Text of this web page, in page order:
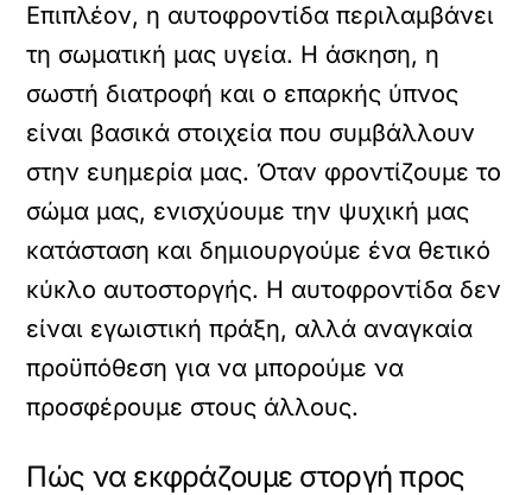
Επιπλέον, η αυτοφροντίδα περιλαμβάνει
τη σωματική μας υγεία. Η άσκηση, η
σωστή διατροφή και ο επαρκής ύπνος
είναι βασικά στοιχεία που συμβάλλουν
στην ευημερία μας. Όταν φροντίζουμε το
σώμα μας, ενισχύουμε την ψυχική μας
κατάσταση και δημιουργούμε ένα θετικό
κύκλο αυτοστοργής. Η αυτοφροντίδα δεν
είναι εγωιστική πράξη, αλλά αναγκαία
προϋπόθεση για να μπορούμε να
προσφέρουμε στους άλλους.
Πώς να εκφράζουμε στοργή προς